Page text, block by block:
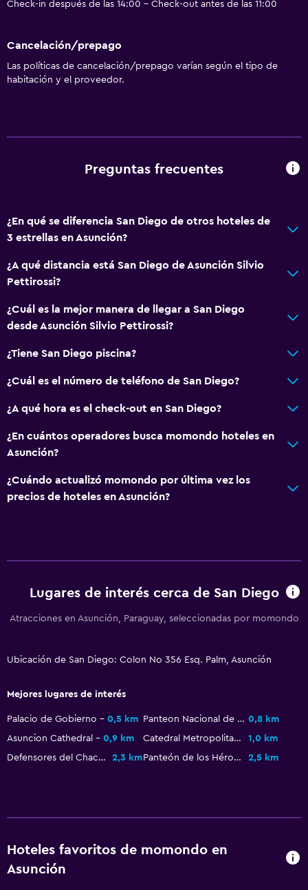
Check-in después de las 14:00 - Check-out antes de las 11:00
Cancelación/prepago
Las políticas de cancelación/prepago varían según el tipo de
habitación y el proveedor.
Preguntas frecuentes
¿En qué se diferencia San Diego de otros hoteles de
3 estrellas en Asunción?
¿A qué distancia está San Diego de Asunción Silvio
Pettirossi?
¿Cuál es la mejor manera de llegar a San Diego
desde Asunción Silvio Pettirossi?
¿Tiene San Diego piscina?
¿Cuál es el número de teléfono de San Diego?
¿A qué hora es el check-out en San Diego?
¿En cuántos operadores busca momondo hoteles en
Asunción?
¿Cuándo actualizó momondo por última vez los
precios de hoteles en Asunción?
Lugares de interés cerca de San Diego
Atracciones en Asunción, Paraguay, seleccionadas por momondo
Ubicación de San Diego: Colon No 356 Esq. Palm, Asunción
Mejores lugares de interés
Palacio de Gobierno 0,5 km Panteon Nacional de los Heroes 0,8 km
Asuncion Cathedral
0,9 km Catedral Metropolitana
1,0 km
Defensores del Chaco Stadium
2,3 km Panteón de los Héroes 2,5 km
Hoteles favoritos de momondo en
Asunción